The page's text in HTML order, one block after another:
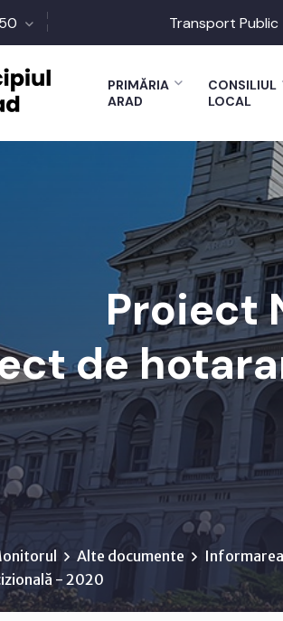
Transport Public
PRIMĂRIA
ARAD
CONSILIUL
LOCAL
Proiect
de
Alte documente
- 2020